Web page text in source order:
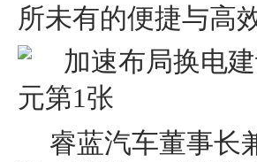
所未有的便捷与高
睿蓝汽车董事长